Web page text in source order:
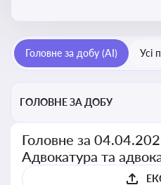
Головне за добу (AI) Усі
ГОЛОВНЕ ЗА ДОБУ
Головне за
Адвокатура та